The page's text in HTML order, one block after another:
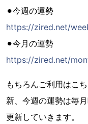
⚫︎今週の運勢
https://zired.net/
⚫︎今月の運勢
https://zired.net/
もちろんご利用はこ
新、今週の運勢は毎
更新していきます。